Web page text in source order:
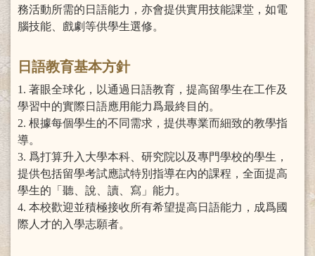
務活動所需的日語能力，亦會提供實用技能課堂，如電
腦技能、戲劇等供學生選修。
日語教育基本方針
1. 著眼全球化，以通過日語教育，提高留學生在工作及
學習中的實際日語應用能力爲最終目的。
2. 根據每個學生的不同需求，提供專業而細致的教學指
導。
3. 爲打算升入大學本科、研究院以及專門學校的學生，
提供包括留學考試應試特別指導在內的課程，全面提高
學生的「聽、說、讀、寫」能力。
4. 本校歡迎並積極接收所有希望提高日語能力，成爲國
際人才的入學志願者。